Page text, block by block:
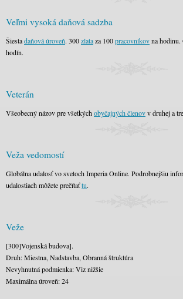
Veľmi vysoká daňová sadzba
Šiestadaňová úroveň. 300zlataza 100pracovníkovna hodinu.
hodín.
Veterán
Všeobecný názov pre všetkýchobyčajných členovv druhej a
Veža vedomostí
Globálna udalosť vo svetoch Imperia Online. Podrobnejšiu
udalostiach môžete prečítaťtu.
Veže
[300]Vojenská budova].
Druh: Miestna, Nadstavba, Obranná štruktúra
Nevyhnutná podmienka: Viz nižšie
Maximálna úroveň: 24